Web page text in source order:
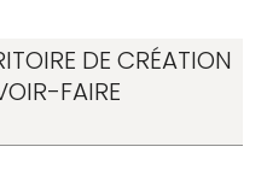
DE CRÉATION
FAIRE